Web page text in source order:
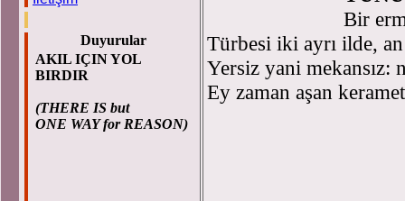
Duyurular
AKIL IÇIN YOL
BIRDIR
(THERE IS but
ONE WAY for REASON)
Bir
Türbesi iki ayrı ilde,
Yersiz yani mekansız:
Ey zaman aşan